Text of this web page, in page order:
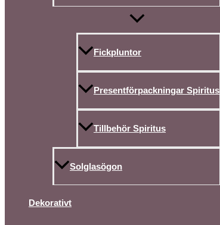
Fickpluntor
Presentförpackningar Spiritus
Tillbehör Spiritus
Solglasögon
Dekorativt